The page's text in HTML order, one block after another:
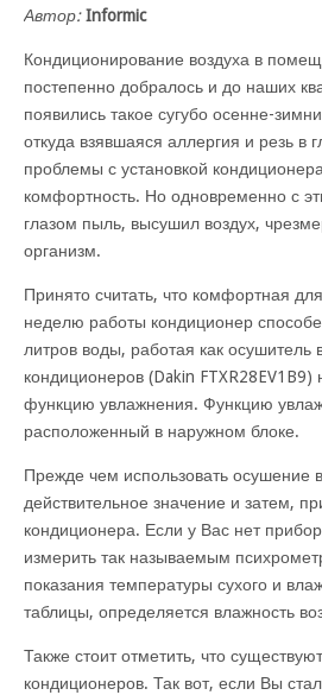
Автор: Informic
Кондиционирование воздуха в
постепенно добралось и до наших
появились такое сугубо осенне-
откуда взявшаяся аллергия и резь в
проблемы с установкой
комфортность. Но одновременно с
глазом пыль, высушил воздух,
организм.
Принято считать, что комфортная
неделю работы кондиционер
литров воды, работая как
кондиционеров (Dakin
функцию увлажнения. Функцию
расположенный в наружном блоке.
Прежде чем использовать осушение
действительное значение и затем,
кондиционера. Если у Вас нет
измерить так называемым
показания температуры сухого и
таблицы, определяется влажность
Также стоит отметить, что
кондиционеров. Так вот, если Вы